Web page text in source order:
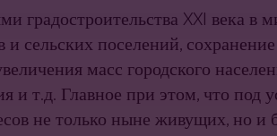
XXI века в
сельских поселений,
масс городского
и т.д. Главное при этом, что
не только ныне живущих, но